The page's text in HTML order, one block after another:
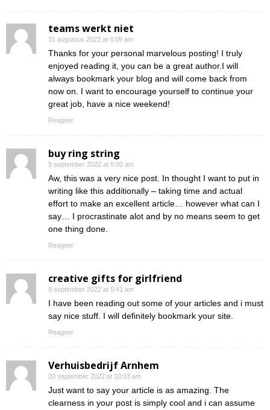
teams werkt niet
31 augustus 2022 at 6:09 am
Thanks for your personal marvelous posting! I truly
enjoyed reading it, you can be a great author.I will
always bookmark your blog and will come back from
now on. I want to encourage yourself to continue your
great job, have a nice weekend!
Reageer
buy ring string
9 september 2022 at 5:00 am
Aw, this was a very nice post. In thought I want to put in
writing like this additionally – taking time and actual
effort to make an excellent article… however what can I
say… I procrastinate alot and by no means seem to get
one thing done.
Reageer
creative gifts for girlfriend
9 september 2022 at 5:41 am
I have been reading out some of your articles and i must
say nice stuff. I will definitely bookmark your site.
Reageer
Verhuisbedrijf Arnhem
20 september 2022 at 10:03 am
Just want to say your article is as amazing. The
clearness in your post is simply cool and i can assume